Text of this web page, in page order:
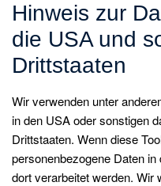
Hinweis zur
die USA und
Drittstaaten
Wir verwenden unter
in den USA oder sonstigen
Drittstaaten. Wenn diese
personenbezogene Daten
dort verarbeitet werden. Wir